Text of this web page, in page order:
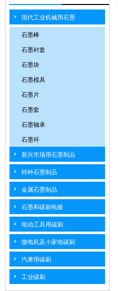
现代工业机械用石墨
石墨棒
石墨衬套
石墨块
石墨模具
石墨片
石墨套
石墨轴承
石墨环
新兴市场用石墨制品
特种石墨制品
金属石墨制品
石墨和碳刷电极
电动工具用碳刷
微电机及小家电碳刷
汽摩用碳刷
工业碳刷